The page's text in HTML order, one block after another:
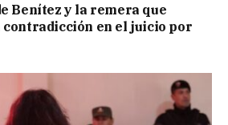
Benítez y la remera que
contradicción en el juicio por